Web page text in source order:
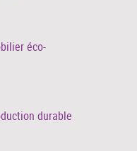
éco-
durable